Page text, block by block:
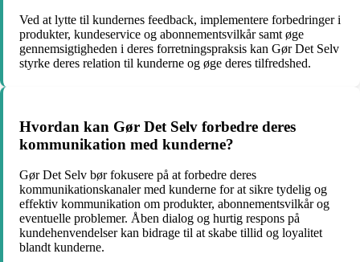
Ved at lytte til kundernes feedback, implementere forbedringer i
produkter, kundeservice og abonnementsvilkår samt øge
gennemsigtigheden i deres forretningspraksis kan Gør Det Selv
styrke deres relation til kunderne og øge deres tilfredshed.
Hvordan kan Gør Det Selv forbedre deres
kommunikation med kunderne?
Gør Det Selv bør fokusere på at forbedre deres
kommunikationskanaler med kunderne for at sikre tydelig og
effektiv kommunikation om produkter, abonnementsvilkår og
eventuelle problemer. Åben dialog og hurtig respons på
kundehenvendelser kan bidrage til at skabe tillid og loyalitet
blandt kunderne.